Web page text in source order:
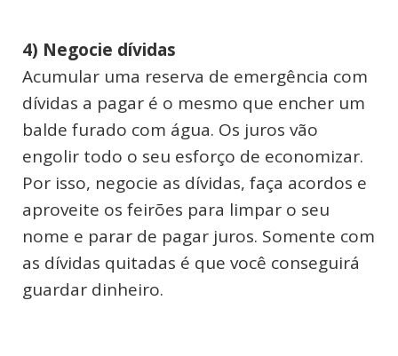
4) Negocie dívidas
Acumular uma reserva de emergência com
dívidas a pagar é o mesmo que encher um
balde furado com água. Os juros vão
engolir todo o seu esforço de economizar.
Por isso, negocie as dívidas, faça acordos e
aproveite os feirões para limpar o seu
nome e parar de pagar juros. Somente com
as dívidas quitadas é que você conseguirá
guardar dinheiro.